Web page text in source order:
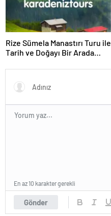
Rize Sümela Manastırı Turu ile
Tarih ve Doğayı Bir Arada
Gönder
En az 10 karakter gerekli